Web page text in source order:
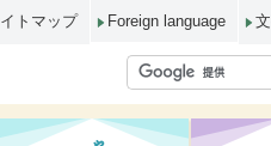
トマップ Foreign language